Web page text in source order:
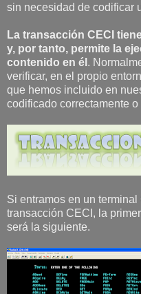
sin necesidad de codificar
La transacción CECI
y, por tanto, permite la
contenido en él .
verificar, en el propio
que hemos incluido en
codificado correctamente o
Si entramos en un
transacción CECI, la
será la siguiente.